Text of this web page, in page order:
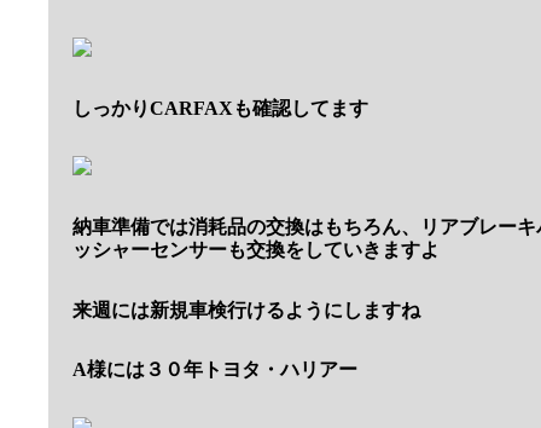
しっかりCARFAXも確認してます
納車準備では消耗品の交換はもちろん、リアブレー
ッシャーセンサーも交換をしていきますよ
来週には新規車検行けるようにしますね
A様には３０年トヨタ・ハリアー